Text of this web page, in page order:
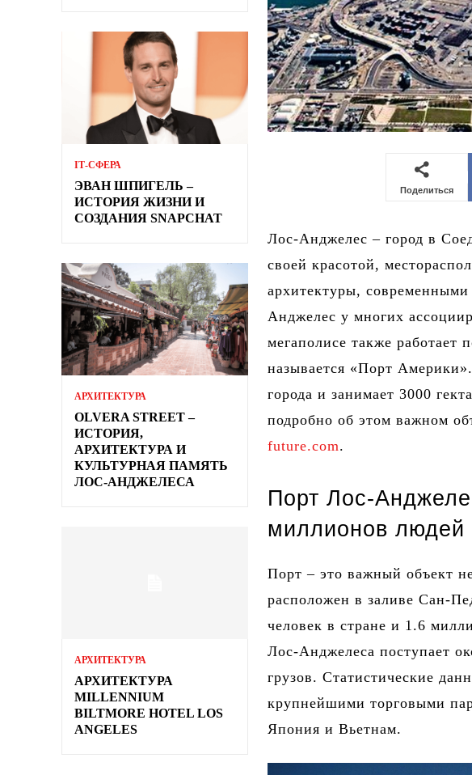
ІТ-СФЕРА
ЭВАН ШПИГЕЛЬ –
ИСТОРИЯ ЖИЗНИ И
СОЗДАНИЯ SNAPCHAT
АРХИТЕКТУРА
OLVERA STREET –
ИСТОРИЯ,
АРХИТЕКТУРА И
КУЛЬТУРНАЯ ПАМЯТЬ
ЛОС-АНДЖЕЛЕСА
АРХИТЕКТУРА
АРХИТЕКТУРА
MILLENNIUM
BILTMORE HOTEL LOS
ANGELES
Поделиться
Лос-Анджелес – город в
своей красотой,
архитектуры,
Анджелес у многих
мегаполисе также
называется «Порт
города и занимает 3000
подробно об этом важном
future.com.
Порт Лос-
миллионов людей
Порт – это важный объект
расположен в заливе Сан-
человек в стране и 1.6
Лос-Анджелеса поступает
грузов. Статистические
крупнейшими торговыми
Япония и Вьетнам.